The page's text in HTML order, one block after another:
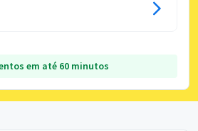
em até 60 minutos